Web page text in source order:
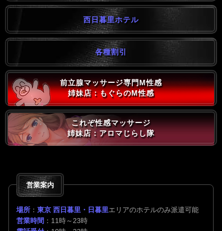
西日暮里ホテル
各種割引
前立腺マッサージ専門M性感
姉妹店：もぐらのM性感
これぞ性感マッサージ
姉妹店：アロマじらし隊
営業案内
場所 ： 東京 西日暮里・日暮里エリアのホテルのみ派遣可能
営業時間 ：11時～23時